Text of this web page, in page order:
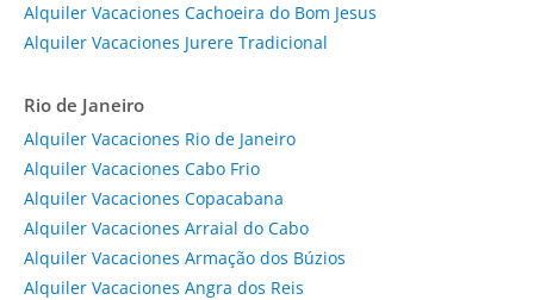
Alquiler Vacaciones Cachoeira do Bom Jesus
Alquiler Vacaciones Jurere Tradicional
Rio de Janeiro
Alquiler Vacaciones Rio de Janeiro
Alquiler Vacaciones Cabo Frio
Alquiler Vacaciones Copacabana
Alquiler Vacaciones Arraial do Cabo
Alquiler Vacaciones Armação dos Búzios
Alquiler Vacaciones Angra dos Reis